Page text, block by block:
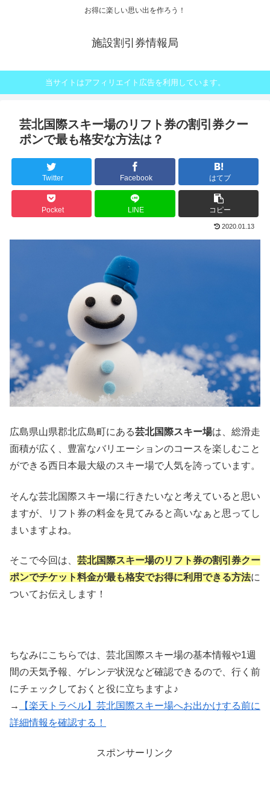
お得に楽しい思い出を作ろう！
施設割引券情報局
当サイトはアフィリエイト広告を利用しています。
芸北国際スキー場のリフト券の割引券クー
ポンで最も格安な方法は？
Twitter Facebook はてブ
Pocket LINE コピー
2020.01.13
広島県山県郡北広島町にある芸北国際スキー場は、総滑走
面積が広く、豊富なバリエーションのコースを楽しむこと
ができる西日本最大級のスキー場で人気を誇っています。
そんな芸北国際スキー場に行きたいなと考えていると思い
ますが、リフト券の料金を見てみると高いなぁと思ってし
まいますよね。
そこで今回は、 芸北国際スキー場のリフト券の割引券クー
ポンでチケット料金が最も格安でお得に利用できる方法に
ついてお伝えします！
ちなみにこちらでは、芸北国際スキー場の基本情報や1週
間の天気予報、ゲレンデ状況など確認できるので、行く前
にチェックしておくと役に立ちますよ♪
→
【楽天トラベル】芸北国際スキー場へお出かけする前に
詳細情報を確認する！
スポンサーリンク